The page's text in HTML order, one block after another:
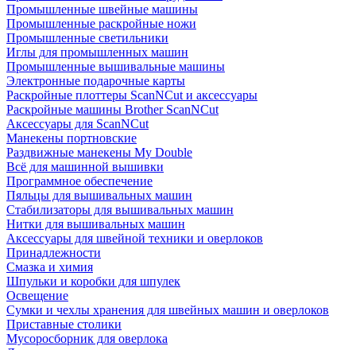
Промышленные швейные машины
Промышленные раскройные ножи
Промышленные светильники
Иглы для промышленных машин
Промышленные вышивальные машины
Электронные подарочные карты
Раскройные плоттеры ScanNCut и аксессуары
Раскройные машины Brother ScanNCut
Аксессуары для ScanNCut
Манекены портновские
Раздвижные манекены My Double
Всё для машинной вышивки
Программное обеспечение
Пяльцы для вышивальных машин
Стабилизаторы для вышивальных машин
Нитки для вышивальных машин
Аксессуары для швейной техники и оверлоков
Принадлежности
Смазка и химия
Шпульки и коробки для шпулек
Освещение
Сумки и чехлы хранения для швейных машин и оверлоков
Приставные столики
Мусоросборник для оверлока